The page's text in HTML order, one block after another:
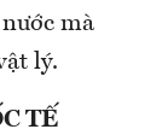
mà
lý.
TẾ